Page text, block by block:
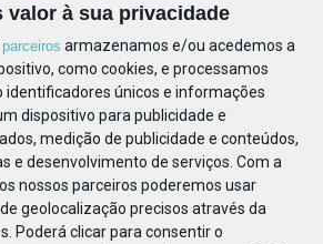
valor à sua privacidade
parceiros armazenamos e/ou acedemos a
como cookies, e processamos
identificadores únicos e informações
dispositivo para publicidade e
medição de publicidade e conteúdos,
e desenvolvimento de serviços. Com a
nossos parceiros poderemos usar
geolocalização precisos através da
Poderá clicar para consentir o